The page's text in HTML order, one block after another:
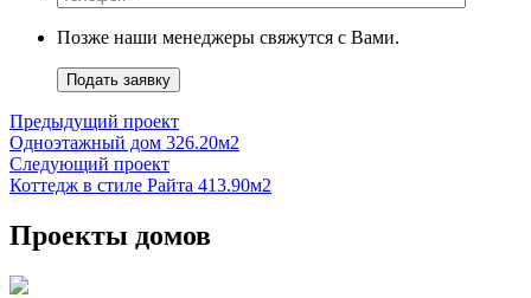
Позже наши менеджеры свяжутся с Вами.
Подать заявку
Предыдущий проект
Одноэтажный дом 326.20м2
Следующий проект
Коттедж в стиле Райта 413.90м2
Проекты домов